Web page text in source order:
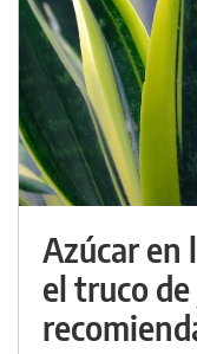
Azúcar en
el truco